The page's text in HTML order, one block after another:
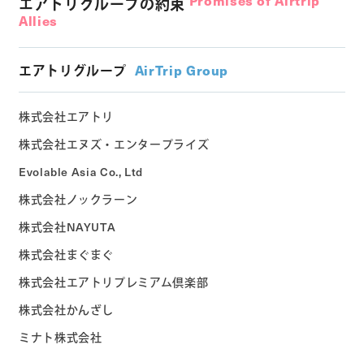
Allies
エアトリグループ AirTrip Group
株式会社エアトリ
株式会社エヌズ・エンタープライズ
Evolable Asia Co., Ltd
株式会社ノックラーン
株式会社NAYUTA
株式会社まぐまぐ
株式会社エアトリプレミアム倶楽部
株式会社かんざし
ミナト株式会社